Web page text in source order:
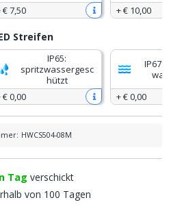
€ 7,50 +€ 10,00
Streifen
IP65:
spritzwassergesc
hützt
€ 0,00
IP67:
+€ 0,00
: HWCS504-08M
Tag verschickt
von 100 Tagen